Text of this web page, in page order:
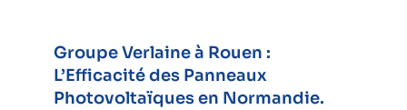
Groupe Verlaine à Rouen :
L’Efficacité des Panneaux
Photovoltaïques en Normandie.